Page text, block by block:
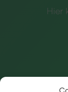
Hier